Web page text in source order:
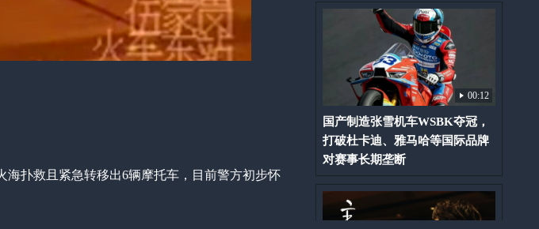
扑救且紧急转移出6辆摩托车，目前警方初步怀
00:12
国产制造张雪机车WSBK夺冠，
打破杜卡迪、雅马哈等国际品牌
对赛事长期垄断